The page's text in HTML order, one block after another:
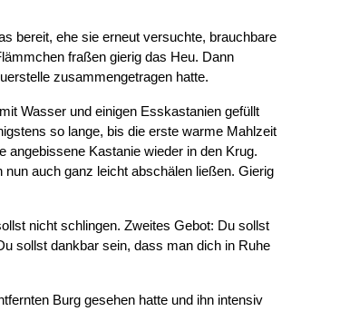
bereit, ehe sie erneut versuchte, brauchbare
fraßen gierig das Heu. Dann
zusammengetragen hatte.
Wasser und einigen Esskastanien gefüllt
so lange, bis die erste warme Mahlzeit
angebissene Kastanie wieder in den Krug.
auch ganz leicht abschälen ließen. Gierig
nicht schlingen. Zweites Gebot: Du sollst
sollst dankbar sein, dass man dich in Ruhe
Burg gesehen hatte und ihn intensiv